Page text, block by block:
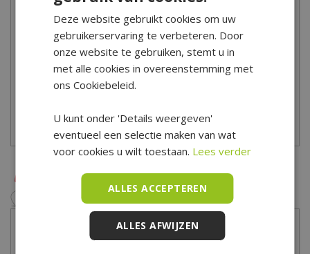
voorjaar voor een goede start! Heb je advies nodig bij het kopen
van plant verzorgingsproducten? Onze tuinspecialisten helpen
je graag! Kom eens langs in ons tuincentrum voor uitgebreid
advies! Tuincentrum De Boet is gelegen in het hart van Noord-
Holland, centraal in een driehoek tussen Hoorn, Schagen en
Bekijk hier onze openingstijden
Deze website gebruikt cookies om uw
gebruikerservaring te verbeteren. Door
onze website te gebruiken, stemt u in
met alle cookies in overeenstemming met
ons Cookiebeleid.
U kunt onder 'Details weergeven'
eventueel een selectie maken van wat
voor cookies u wilt toestaan. Lees verder
ALLES ACCEPTEREN
ALLES AFWIJZEN